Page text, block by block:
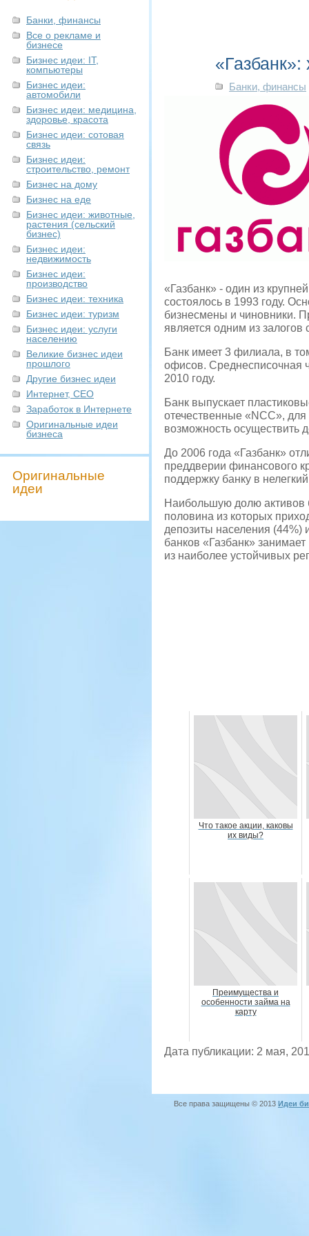
Банки, финансы
Все о рекламе и
бизнесе
Бизнес идеи: IT,
компьютеры
Бизнес идеи:
автомобили
Бизнес идеи: медицина,
здоровье, красота
Бизнес идеи: сотовая
связь
Бизнес идеи:
строительство, ремонт
Бизнес на дому
Бизнес на еде
Бизнес идеи: животные,
растения (сельский
бизнес)
Бизнес идеи:
недвижимость
Бизнес идеи:
производство
Бизнес идеи: техника
Бизнес идеи: туризм
Бизнес идеи: услуги
населению
Великие бизнес идеи
прошлого
Другие бизнес идеи
Интернет, СЕО
Заработок в Интернете
Оригинальные идеи
бизнеса
Оригинальные
идеи
«Газбанк»:
Банки, финансы
«Газбанк» - один из
состоялось в 1993 году.
бизнесмены и чиновники.
является одним из
Банк имеет 3 филиала, в
офисов. Среднесписочная
2010 году.
Банк выпускает
отечественные «NCC»,
возможность осуществить
До 2006 года «Газбанк»
преддверии финансового
поддержку банку в
Наибольшую долю активов
половина из которых
депозиты населения (44%)
банков «Газбанк»
из наиболее устойчивых
Что такое акции, каковы
их виды?
Преимущества и
особенности займа на
карту
Дата публикации: 2 мая,
Все права защищены © 2013 Идеи